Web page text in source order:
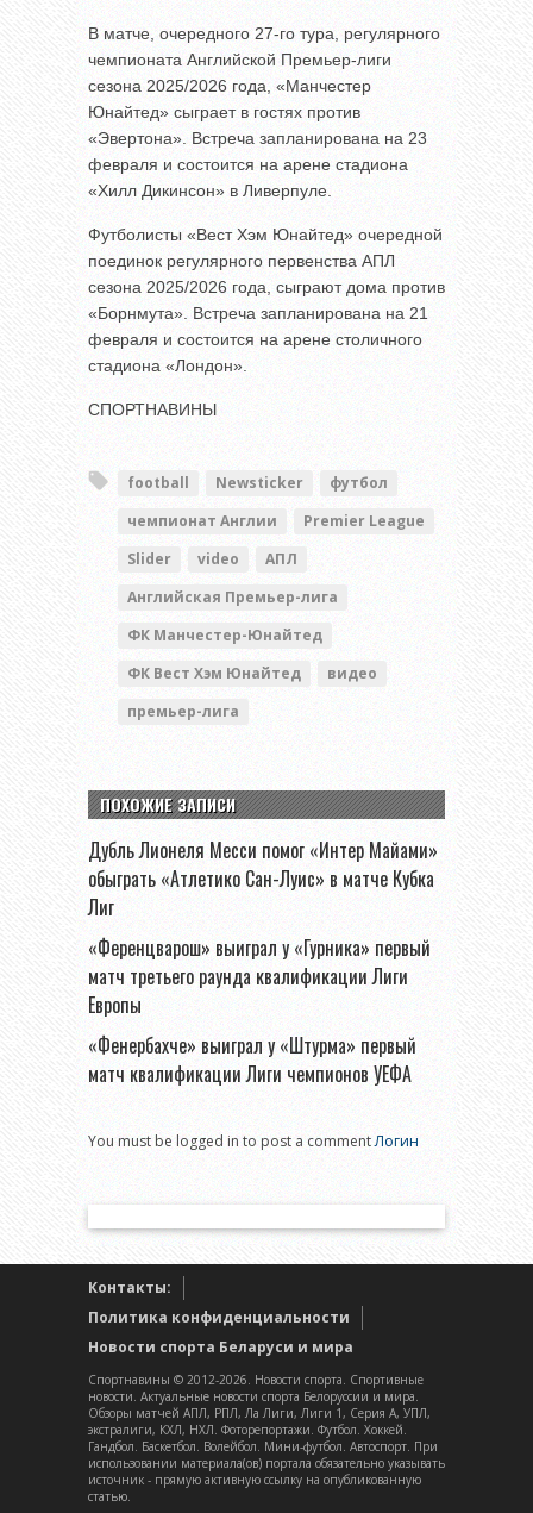
В матче, очередного 27-го тура, регулярного
чемпионата Английской Премьер-лиги
сезона 2025/2026 года, «Манчестер
Юнайтед» сыграет в гостях против
«Эвертона». Встреча запланирована на 23
февраля и состоится на арене стадиона
«Хилл Дикинсон» в Ливерпуле.
Футболисты «Вест Хэм Юнайтед» очередной
поединок регулярного первенства АПЛ
сезона 2025/2026 года, сыграют дома против
«Борнмута». Встреча запланирована на 21
февраля и состоится на арене столичного
стадиона «Лондон».
СПОРТНАВИНЫ
football Newsticker
футбол
чемпионат Англии
Premier League
Slider
video
АПЛ
Английская Премьер-лига
ФК Манчестер-Юнайтед
ФК Вест Хэм Юнайтед
видео
премьер-лига
ПОХОЖИЕ ЗАПИСИ
Дубль Лионеля Месси помог «Интер Майами»
обыграть «Атлетико Сан-Луис» в матче Кубка
Лиг
«Ференцварош» выиграл у «Гурника» первый
матч третьего раунда квалификации Лиги
Европы
«Фенербахче» выиграл у «Штурма» первый
матч квалификации Лиги чемпионов УЕФА
You must be logged in to post a commentЛогин
Контакты:
Политика конфиденциальности
Новости спорта Беларуси и мира
Спортнавины © 2012-2026. Новости спорта. Спортивные
новости. Актуальные новости спорта Белоруссии и мира.
Обзоры матчей АПЛ, РПЛ, Ла Лиги, Лиги 1, Серия А, УПЛ,
экстралиги, КХЛ, НХЛ. Фоторепортажи. Футбол. Хоккей.
Гандбол. Баскетбол. Волейбол. Мини-футбол. Автоспорт. При
использовании материала(ов) портала обязательно указывать
источник - прямую активную ссылку на опубликованную
статью.